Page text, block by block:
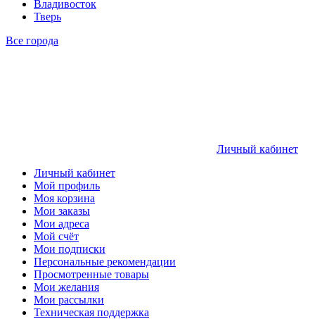
Владивосток
Тверь
Все города
Личный кабинет
Личный кабинет
Мой профиль
Моя корзина
Мои заказы
Мои адреса
Мой счёт
Мои подписки
Персональные рекомендации
Просмотренные товары
Мои желания
Мои рассылки
Техническая поддержка